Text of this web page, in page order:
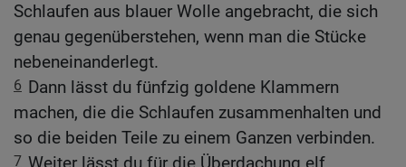
Schlaufen aus blauer Wolle angebracht, die sich
genau gegenüberstehen, wenn man die Stücke
nebeneinanderlegt.
6 Dann lässt du fünfzig goldene Klammern
machen, die die Schlaufen zusammenhalten und
so die beiden Teile zu einem Ganzen verbinden.
7